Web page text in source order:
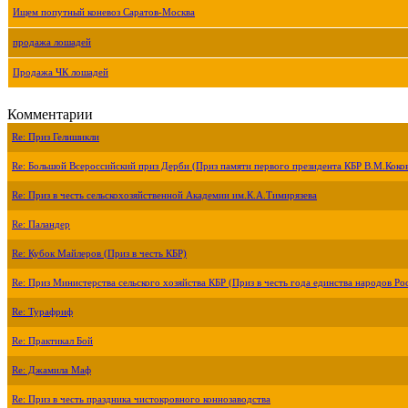
Ищем попутный коневоз Саратов-Москва
продажа лошадей
Продажа ЧК лошадей
Комментарии
Re: Приз Гелишикли
Re: Большой Всероссийский приз Дерби (Приз памяти первого президента КБР
Re: Приз в честь сельскохозяйственной Академии им.К.А.Тимирязева
Re: Паландер
Re: Кубок Майлеров (Приз в честь КБР)
Re: Приз Министерства сельского хозяйства КБР (Приз в честь года единства народов
Re: Турафриф
Re: Практикал Бой
Re: Джамила Маф
Re: Приз в честь праздника чистокровного коннозаводства